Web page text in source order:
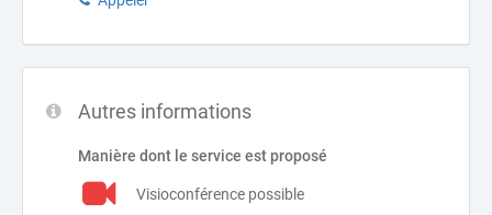
Autres informations
Manière dont le service est proposé
Visioconférence possible